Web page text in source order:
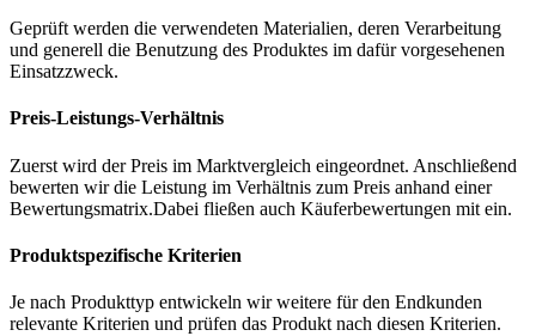
Geprüft werden die verwendeten Materialien, deren Verarbeitung
und generell die Benutzung des Produktes im dafür vorgesehenen
Einsatzzweck.
Preis-Leistungs-Verhältnis
Zuerst wird der Preis im Marktvergleich eingeordnet. Anschließend
bewerten wir die Leistung im Verhältnis zum Preis anhand einer
Bewertungsmatrix.Dabei fließen auch Käuferbewertungen mit ein.
Produktspezifische Kriterien
Je nach Produkttyp entwickeln wir weitere für den Endkunden
relevante Kriterien und prüfen das Produkt nach diesen Kriterien.